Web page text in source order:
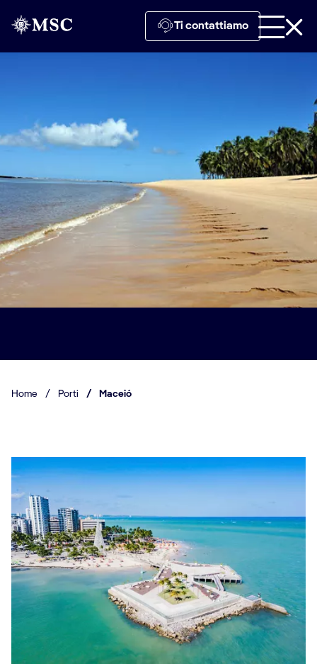
Ti contattiamo
Home / Porti / Maceió